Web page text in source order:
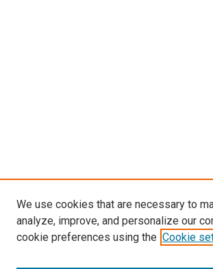
We use cookies that are necessary to
analyze, improve, and personalize our
cookie preferences using the Cookie